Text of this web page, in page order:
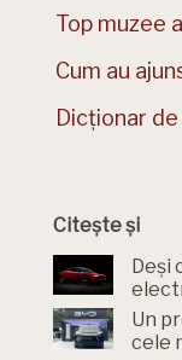
Top muzee
Cum au
Dicționar
Citește și
Deși
Un
cele